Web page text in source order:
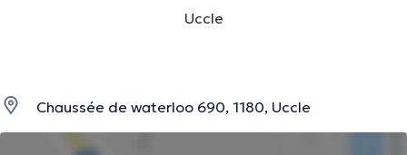
Uccle
Chaussée de waterloo 690, 1180, Uccle